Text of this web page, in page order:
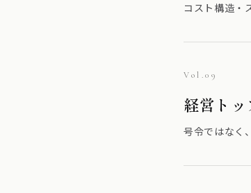
コスト構造・
Vol.09
経営ト
号令ではなく